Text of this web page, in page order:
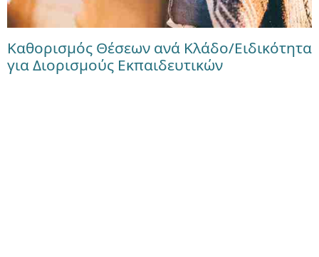
Καθορισμός Θέσεων ανά Κλάδο/Ειδικότητα
για Διορισμούς Εκπαιδευτικών